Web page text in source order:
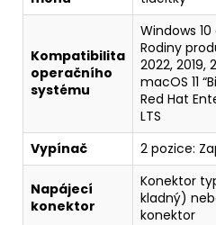
Kompatibilita
operačního
systému
Windows 10
Rodiny
2022, 2019,
macOS 11
Red Hat
LTS
Vypínač
2 pozice:
Napájecí
konektor
Konektor
kladný)
konektor